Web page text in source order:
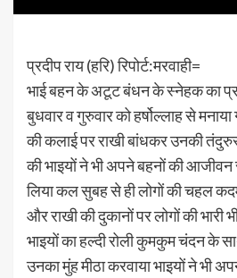
प्रदीप राय (हरि) रिपोर्ट:मरवाही=
भाई बहन के अटूट बंधन के स्नेहक का
बुधवार व गुरुवार को हर्षोल्लाह से
की कलाई पर राखी बांधकर उनकी
की भाइयों ने भी अपने बहनों की
लिया कल सुबह से ही लोगों की चहल
और राखी की दुकानों पर लोगों की भारी
भाइयों का हल्दी रोली कुमकुम चंदन के
उनका मुंह मीठा करवाया भाइयों ने भी